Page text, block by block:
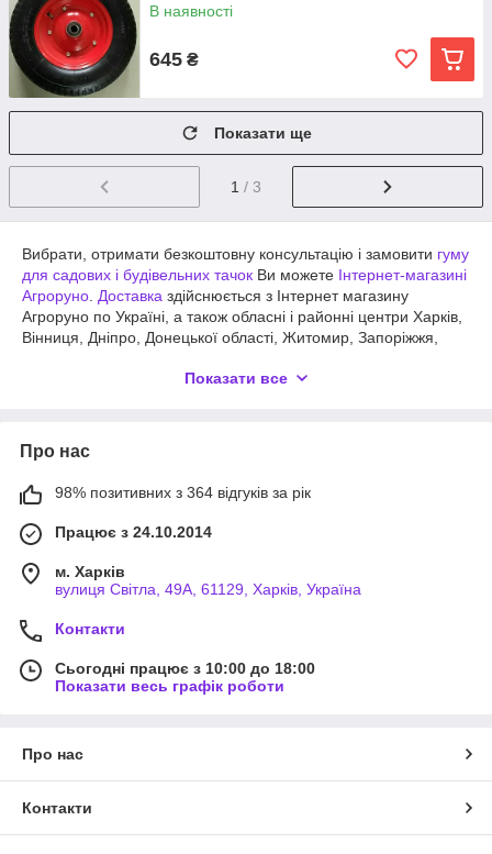
В наявності
645 ₴
Показати ще
1 / 3
Вибрати, отримати безкоштовну консультацію і замовити гуму
для садових і будівельних тачок Ви можете Інтернет-магазині
Агроруно Доставка здійснюється з Інтернет магазину
Агроруно по Україні, а також обласні і районні центри Харків,
Вінниця, Дніпро, Донецької області, Житомир, Запоріжжя,
Луцьк, Львів, Миколаїв, Одеса, Полтава, Рівне, Суми,
транспортними компаніями Новою Поштою, Интаймом, Міст-
експрес, Делівері та ін, а також самовивіз з торгової точки. У
нас Ви завжди зможете замовити обраний товар за
актуальними цінами, отримати гарантію та якість.
Показати все
Про нас
98% позитивних з 364 відгуків за рік
Працює з 24.10.2014
м. Харків
вулиця Світла, 49А, 61129, Харків, Україна
Контакти
Сьогодні працює з 10:00 до 18:00
Показати весь графік роботи
Про нас
Контакти